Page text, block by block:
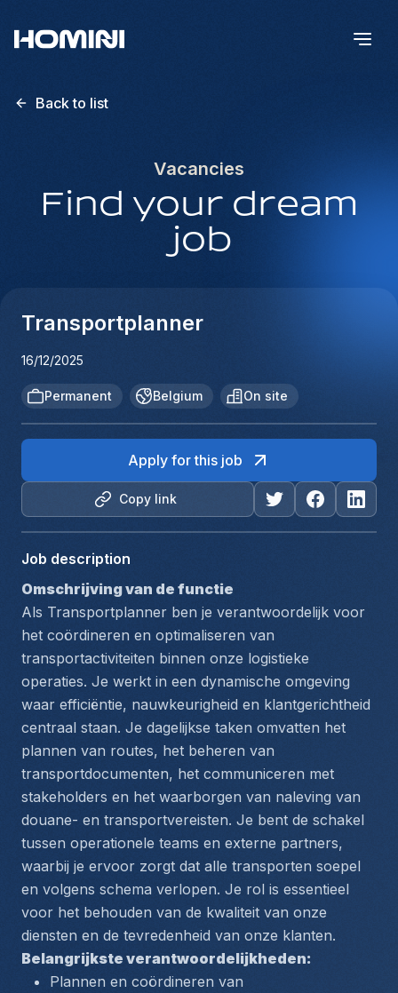
Back to list
Vacancies
Find your dream
job
Transportplanner
16/12/2025
Permanent Belgium On site
Copy link
Apply for this job
Job description
Omschrijving van de functie
Als Transportplanner ben je verantwoordelijk voor
het coördineren en optimaliseren van
transportactiviteiten binnen onze logistieke
operaties. Je werkt in een dynamische omgeving
waar efficiëntie, nauwkeurigheid en klantgerichtheid
centraal staan. Je dagelijkse taken omvatten het
plannen van routes, het beheren van
transportdocumenten, het communiceren met
stakeholders en het waarborgen van naleving van
douane- en transportvereisten. Je bent de schakel
tussen operationele teams en externe partners,
waarbij je ervoor zorgt dat alle transporten soepel
en volgens schema verlopen. Je rol is essentieel
voor het behouden van de kwaliteit van onze
diensten en de tevredenheid van onze klanten.
Belangrijkste verantwoordelijkheden:
Plannen en coördineren van